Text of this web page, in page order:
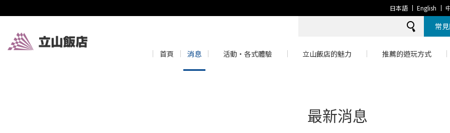
日本語 English
常
首頁 消息 活動・各式體驗 立山飯店的魅力 推薦的遊玩方式
最新消息